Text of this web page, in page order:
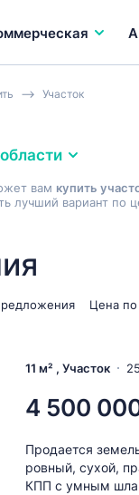
Участок
вам купить
лучший вариант по
Цена
11 м² , Участок
4 500
Продается
ровный, сухой,
КПП с умным